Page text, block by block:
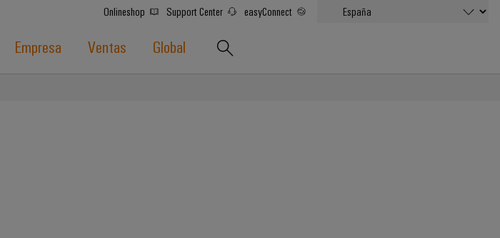
Onlineshop Support Center easyConnect
Empresa Ventas Global